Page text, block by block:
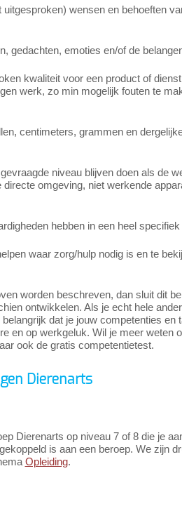
wensen en behoeften
gedachten, emoties en/of de
kwaliteit voor een product of
werk, zo min mogelijk fouten te
centimeters, grammen en
niveau blijven doen als de
omgeving, niet werkende
hebben in een heel
waar zorg/hulp nodig is en te
worden beschreven, dan sluit dit
ontwikkelen. Als je echt hele
dat je jouw competenties en
en op werkgeluk. Wil je meer weten
ook de gratis competentietest.
Dierenarts
Dierenarts op niveau 7 of 8 die je
is aan een beroep. We zijn
Opleiding.